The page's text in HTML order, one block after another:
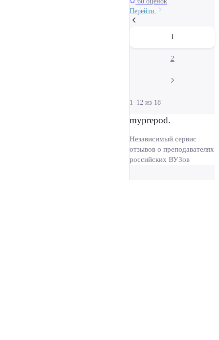
Перейти
1
2
1–12 из 18
myprepod.
Независимый сервис
отзывов о преподавателях
российских ВУЗов